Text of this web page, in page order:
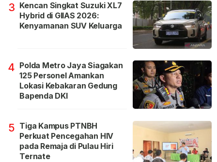
3 Kencan Singkat Suzuki XL7
Hybrid di GIIAS 2026:
Kenyamanan SUV Keluarga
4 Polda Metro Jaya Siagakan
125 Personel Amankan
Lokasi Kebakaran Gedung
Bapenda DKI
5 Tiga Kampus PTNBH
Perkuat Pencegahan HIV
pada Remaja di Pulau Hiri
Ternate